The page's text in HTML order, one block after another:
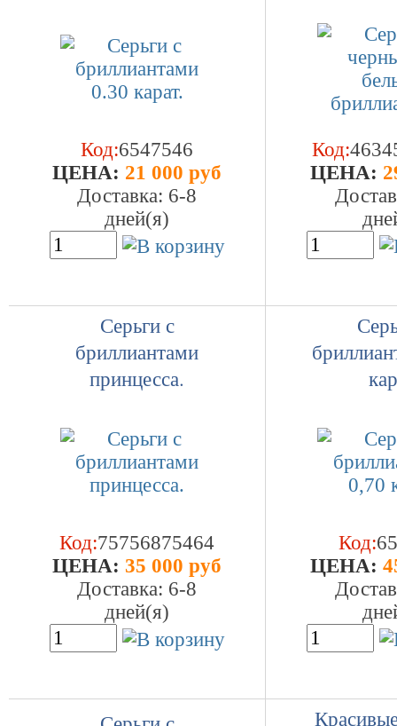
Код:6547546
ЦEHA: 21 000 руб
Доставка: 6-8
дней(я)
Код:
ЦEHA:
Серьги с
бриллиантами
принцесса.
Код:75756875464
ЦEHA: 35 000 руб
Доставка: 6-8
дней(я)
Код:
ЦEHA: